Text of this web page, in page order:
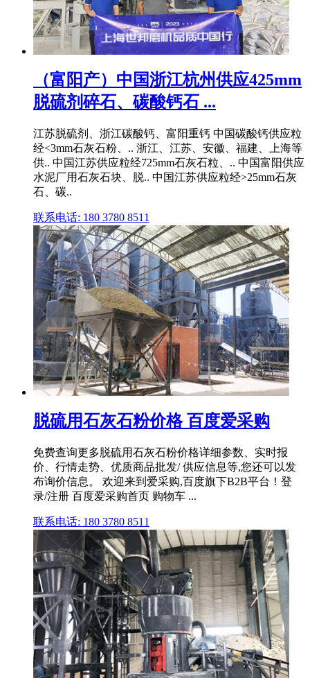
（富阳产）中国浙江杭州供应425mm
脱硫剂碎石、碳酸钙石 ...
江苏脱硫剂、浙江碳酸钙、富阳重钙 中国碳酸钙供应粒
经<3mm石灰石粉、.. 浙江、江苏、安徽、福建、上海等
供.. 中国江苏供应粒经725mm石灰石粒、.. 中国富阳供应
水泥厂用石灰石块、脱.. 中国江苏供应粒经>25mm石灰
石、碳..
联系电话: 180 3780 8511
脱硫用石灰石粉价格 百度爱采购
免费查询更多脱硫用石灰石粉价格详细参数、实时报
价、行情走势、优质商品批发/ 供应信息等,您还可以发
布询价信息。 欢迎来到爱采购,百度旗下B2B平台！登
录/注册 百度爱采购首页 购物车 ...
联系电话: 180 3780 8511